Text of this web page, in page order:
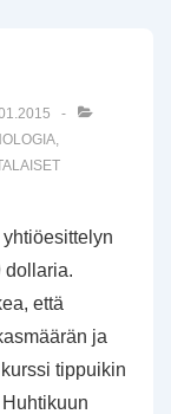
,
dollaria.
että
ja
tippuikin